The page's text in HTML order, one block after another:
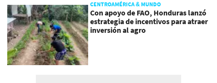
CENTROAMÉRICA & MUNDO
Con apoyo de FAO, Honduras lanzó
estrategia de incentivos para atraer
inversión al agro